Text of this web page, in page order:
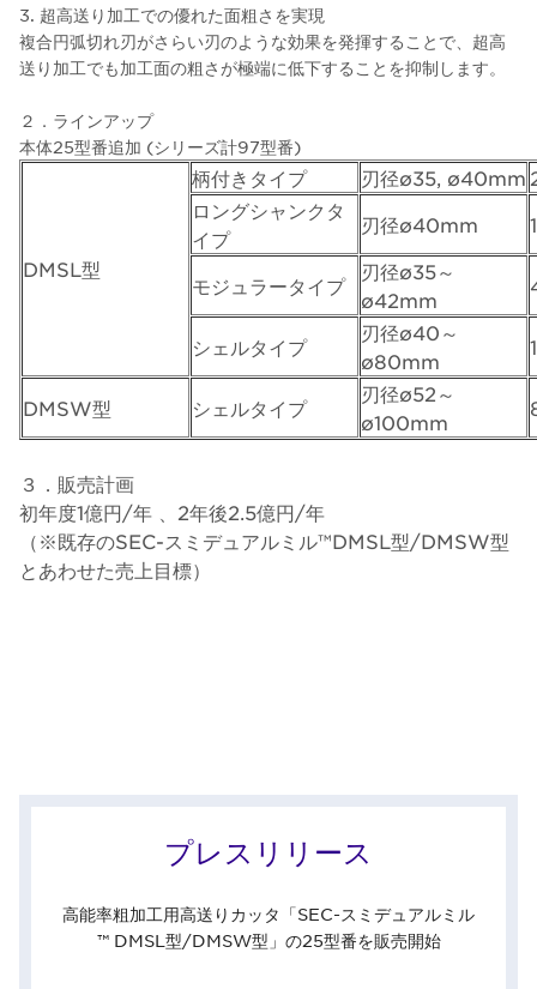
3. 超高送り加工での優れた面粗さを実現
複合円弧切れ刃がさらい刃のような効果を発揮することで、超高
送り加工でも加工面の粗さが極端に低下することを抑制します。
２．ラインアップ
本体25型番追加 (シリーズ計97型番)
DMSL型
柄付きタイプ 刃径ø35, ø40mm
ロングシャンクタ
イプ
刃径ø40mm
モジュラータイプ
刃径ø35～
ø42mm
シェルタイプ
刃径ø40～
ø80mm
DMSW型 シェルタイプ
刃径ø52～
ø100mm
３．販売計画
初年度1億円/年 、2年後2.5億円/年
（※既存のSEC-スミデュアルミル™DMSL型/DMSW型
とあわせた売上目標）
プレスリリース
高能率粗加工用高送りカッタ「SEC-スミデュアルミル
™ DMSL型/DMSW型」の25型番を販売開始